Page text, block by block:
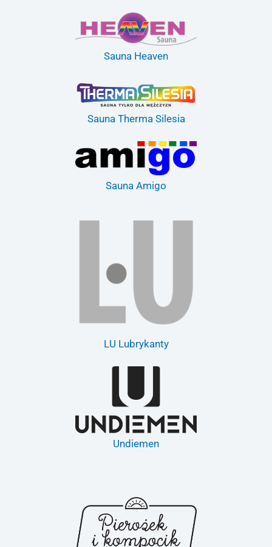
Sauna Heaven
Sauna Therma Silesia
Sauna Amigo
LU Lubrykanty
Undiemen